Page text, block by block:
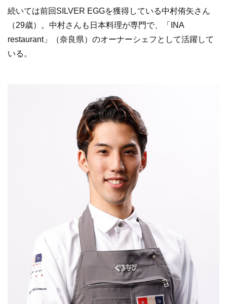
続いては前回SILVER EGGを獲得している中村侑矢さん
（29歳）。中村さんも日本料理が専門で、「INA
restaurant」（奈良県）のオーナーシェフとして活躍して
いる。